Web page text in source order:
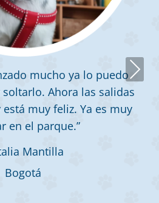
mucho ya lo puedo
Ahora las salidas
muy feliz. Ya es muy
en el parque.”
Mantilla
Bogotá
Next